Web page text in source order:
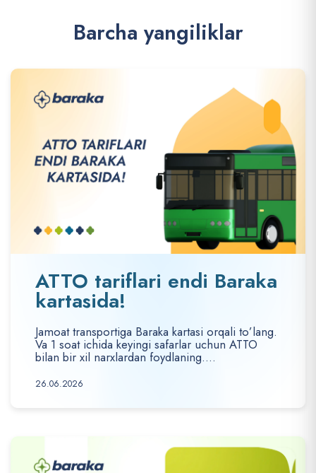
Barcha yangiliklar
ATTO tariflari endi Baraka
kartasida!
Jamoat transportiga Baraka kartasi orqali to’lang.
Va 1 soat ichida keyingi safarlar uchun ATTO
bilan bir xil narxlardan foydlaning....
26.06.2026